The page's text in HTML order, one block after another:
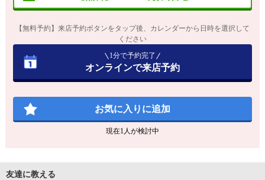
【無料予約】来店予約ボタンをタップ後、カレンダーから日時を選択して
ください
1分で予約完了
オンラインで来店予約
お気に入りに追加
現在1人が検討中
友達に教える